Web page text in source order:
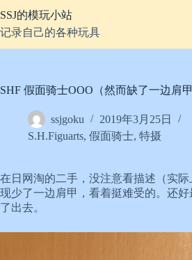
至
内
容
SSJ的模玩小站
记录自己的各种玩具
SHF 假面骑士OOO（然而缺了一边肩甲
ssjgoku
2019年3月25日
S.H.Figuarts, 假面骑士, 特摄
在日网淘的二手，没注意看描述（实
现少了一边肩甲，看着挺难受的。还
了出去。